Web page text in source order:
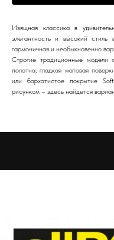
Изящная классика в
элегантность и высокий
гармоничная и необыкновенно
Строгие традиционные модели
полотна, гладкая матовая
или бархатистое покрытие
рисунком – здесь найдется